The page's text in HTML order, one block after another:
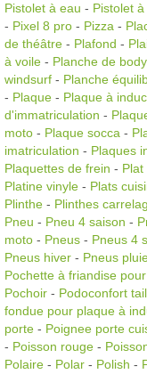
Pistolet à eau - Pistolet
- Pixel 8 pro - Pizza -
de théâtre - Plafond -
à voile - Planche de
windsurf - Planche
- Plaque - Plaque à
d'immatriculation -
moto - Plaque socca -
imatriculation - Plaques
Plaquettes de frein - Plat
Platine vinyle - Plats
Plinthe - Plinthes
Pneu - Pneu 4 saison -
moto - Pneus - Pneus 4
Pneus hiver - Pneus
Pochette à friandise
Pochoir - Podoconfort
fondue pour plaque à
porte - Poignee porte
- Poisson rouge -
Polaire - Polar - Polish -